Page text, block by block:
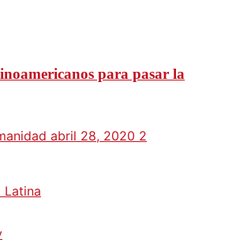
para pasar la
abril 28, 2020 2
Latina